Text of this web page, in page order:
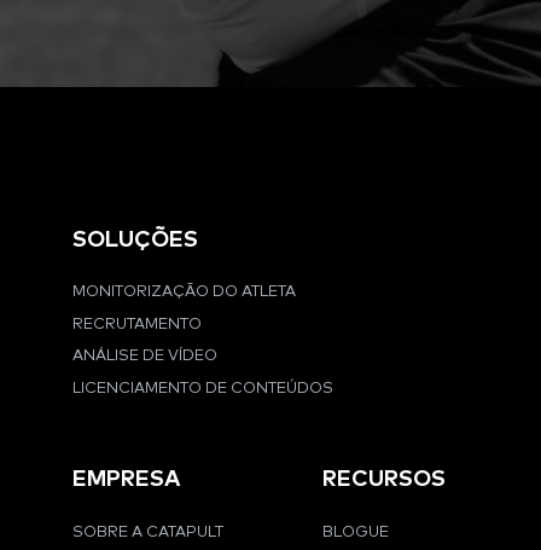
SOLUÇÕES
MONITORIZAÇÃO DO ATLETA
RECRUTAMENTO
ANÁLISE DE VÍDEO
LICENCIAMENTO DE CONTEÚDOS
EMPRESA
SOBRE A CATAPULT
RECURSOS
BLOGUE